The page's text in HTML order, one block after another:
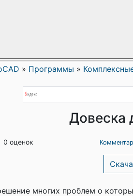
» Программы »
Довеска
0 оценок
многих проблем о